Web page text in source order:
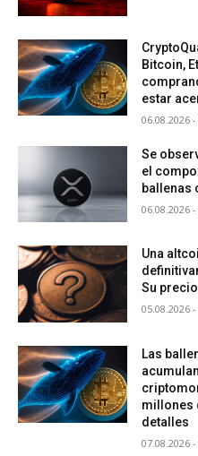
Bitcoin,
estar
06.08.2026
Se
el
ballenas
06.08.2026
Una
Su
05.08.2026
Las
millones
detalles
07.08.2026